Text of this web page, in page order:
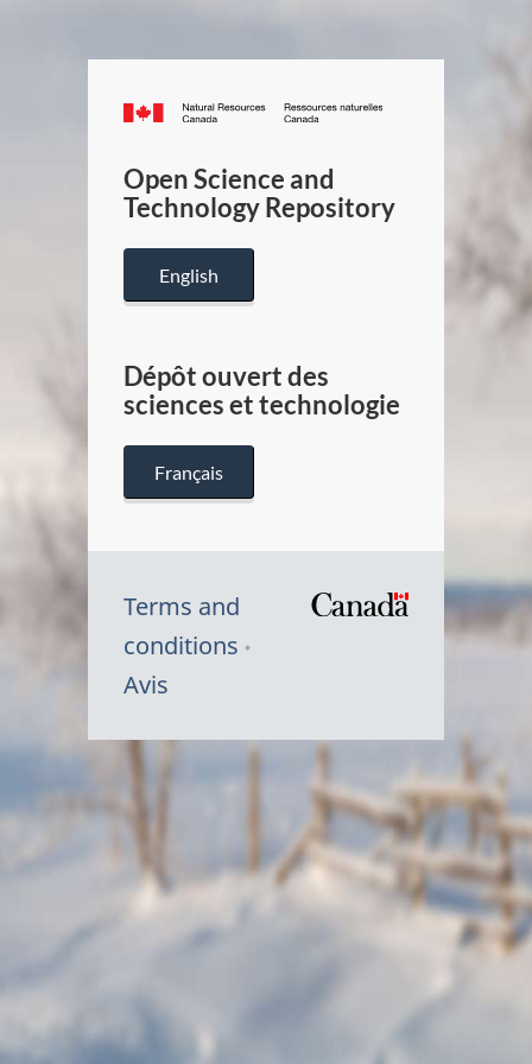
Canada.ca
/
Canada
Open Science and
Technology Repository
English
Dépôt ouvert des
sciences et technologie
Français
Terms and
conditions
Avis
Symbole
Canada